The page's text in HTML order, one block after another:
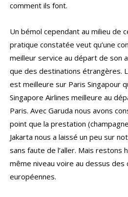
comment ils font.
Un bémol cependant au milieu de
pratique constatée veut qu’une
meilleur service au départ de son
que des destinations étrangères.
est meilleure sur Paris Singapour
Singapore Airlines meilleure au
Paris. Avec Garuda nous avons
point que la prestation
Jakarta nous a laissé un peu sur
sans faute de l’aller. Mais restons
même niveau voire au dessus des
européennes.